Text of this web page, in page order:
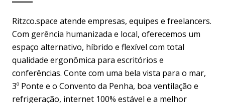
Ritzco.space atende empresas, equipes e freelancers.
Com gerência humanizada e local, oferecemos um
espaço alternativo, híbrido e flexível com total
qualidade ergonômica para escritórios e
conferências. Conte com uma bela vista para o mar,
3º Ponte e o Convento da Penha, boa ventilação e
refrigeração, internet 100% estável e a melhor